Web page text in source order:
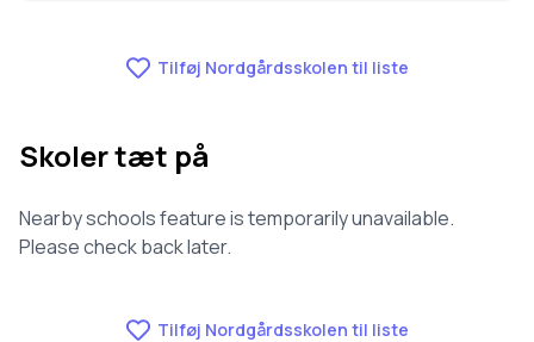
Tilføj Nordgårdsskolen til liste
Skoler tæt på
Nearby schools feature is temporarily unavailable.
Please check back later.
Tilføj Nordgårdsskolen til liste